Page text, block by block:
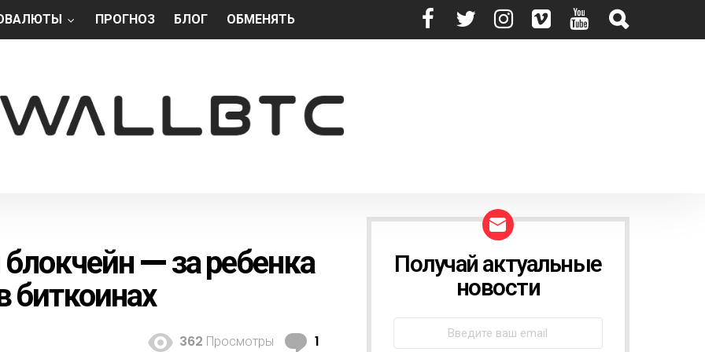
ПРОГНОЗ БЛОГ ОБМЕНЯТЬ
— за ребенка
биткоинах
362 Просмотры 1
N
E
E
Получай актуальные
новости